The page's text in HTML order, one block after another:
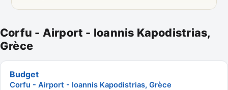
Corfu - Airport - Ioannis Kapodistrias,
Grèce
Budget
Corfu - Airport - Ioannis Kapodistrias, Grèce